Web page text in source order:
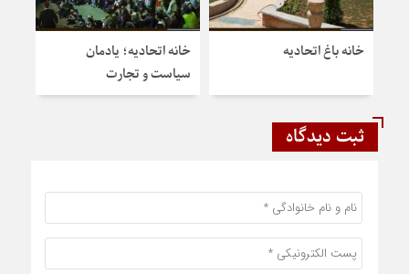
خانه‌ باغ اتحادیه
خانه اتحادیه؛ یادمان
سیاست و تجارت
ثبت دیدگاه